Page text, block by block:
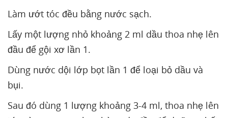
Làm ướt tóc đều bằng nước sạch.
Lấy một lượng nhỏ khoảng 2 ml dầu thoa nhẹ lên
đầu để gội xơ lần 1.
Dùng nước dội lớp bọt lần 1 để loại bỏ dầu và
bụi.
Sau đó dùng 1 lượng khoảng 3-4 ml, thoa nhẹ lên